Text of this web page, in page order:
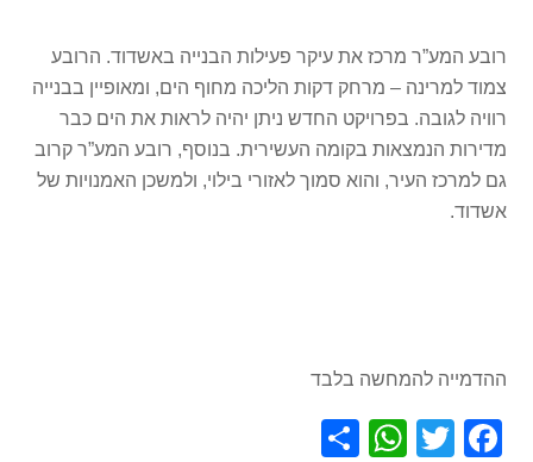
רובע המע”ר מרכז את עיקר פעילות הבנייה באשדוד. הרובע
צמוד למרינה – מרחק דקות הליכה מחוף הים, ומאופיין בבנייה
רוויה לגובה. בפרויקט החדש ניתן יהיה לראות את הים כבר
מדירות הנמצאות בקומה העשירית. בנוסף, רובע המע”ר קרוב
גם למרכז העיר, והוא סמוך לאזורי בילוי, ולמשכן האמנויות של
אשדוד.
ההדמייה להמחשה בלבד
F
T
W